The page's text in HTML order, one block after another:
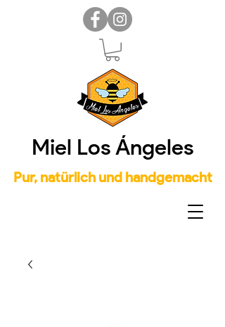
Miel Los Ángeles
Pur, natürlich und handgemacht